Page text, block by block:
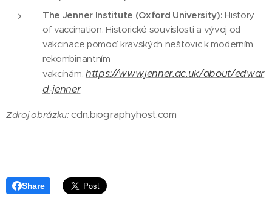
The Jenner Institute (Oxford University): History
of vaccination. Historické souvislosti a vývoj od
vakcinace pomocí kravských neštovic k moderním
rekombinantním
vakcínám. https://www.jenner.ac.uk/about/edwar
d-jenner
Zdroj obrázku:cdn.biographyhost.com
Share